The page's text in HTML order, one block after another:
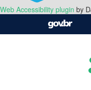
Web Accessibility plugin by